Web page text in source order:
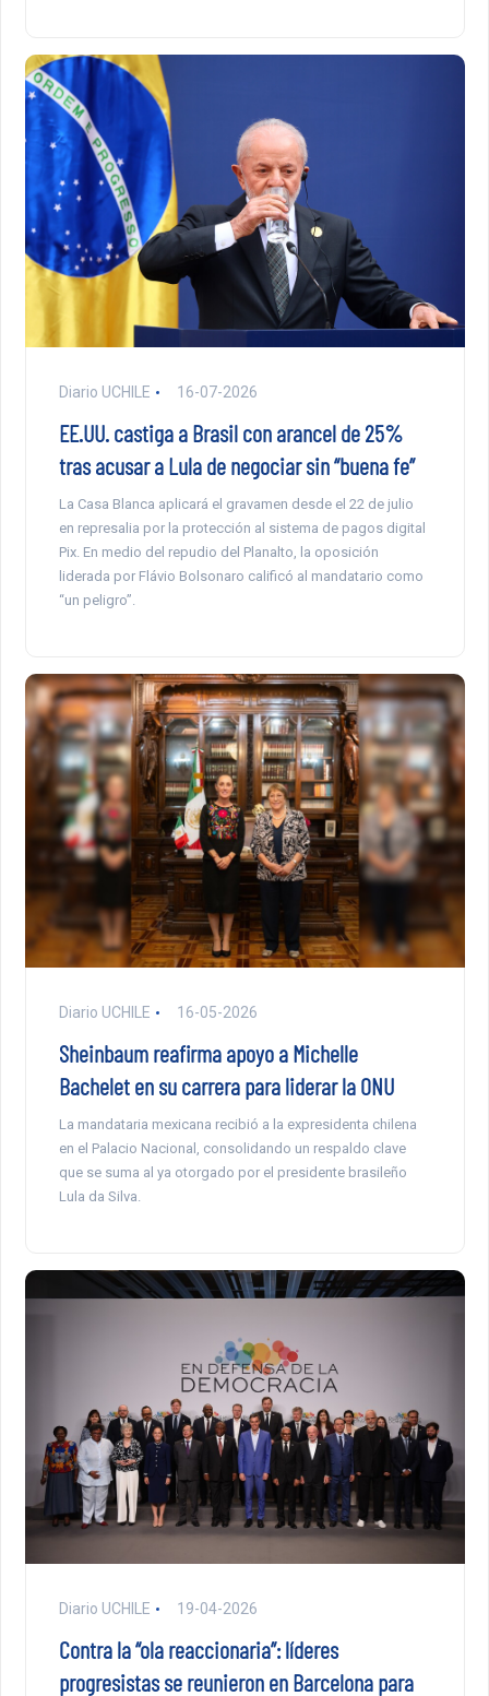
Diario UCHILE 16-07-2026
EE.UU. castiga a Brasil con arancel de 25%
tras acusar a Lula de negociar sin “buena fe”
La Casa Blanca aplicará el gravamen desde el 22 de julio
en represalia por la protección al sistema de pagos digital
Pix. En medio del repudio del Planalto, la oposición
liderada por Flávio Bolsonaro calificó al mandatario como
“un peligro”.
Diario UCHILE 16-05-2026
Sheinbaum reafirma apoyo a Michelle
Bachelet en su carrera para liderar la ONU
La mandataria mexicana recibió a la expresidenta chilena
en el Palacio Nacional, consolidando un respaldo clave
que se suma al ya otorgado por el presidente brasileño
Lula da Silva.
Diario UCHILE 19-04-2026
Contra la “ola reaccionaria”: líderes
progresistas se reunieron en Barcelona para